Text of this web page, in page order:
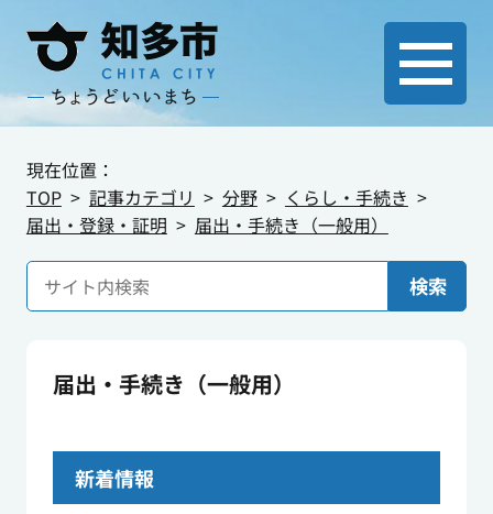
現在位置：
TOP
記事カテゴリ 分野
くらし・手続き
届出・登録・証明
届出・手続き（一般用）
検索
届出・手続き（一般用）
新着情報